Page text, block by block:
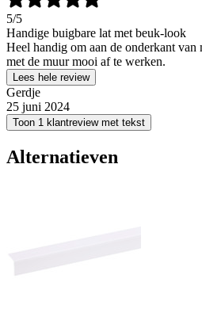
5/5
Handige buigbare lat met beuk-look
Heel handig om aan de onderkant van
met de muur mooi af te werken.
Lees hele review
Gerdje
25 juni 2024
Toon 1 klantreview met tekst
Alternatieven